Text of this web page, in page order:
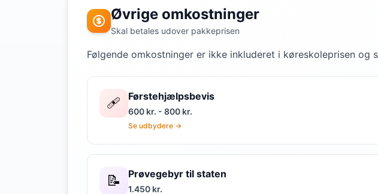
Øvrige omkostninger
Skal betales udover pakkeprisen
Følgende omkostninger er ikke inkluderet i køreskoleprisen og
🩹 Førstehjælpsbevis
600 kr. - 800 kr.
Se udbydere →
📝 Prøvegebyr til staten
1.450 kr.